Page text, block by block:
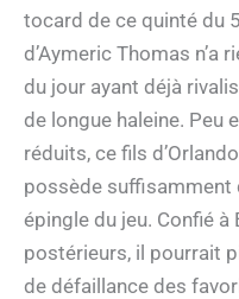
tocard de ce quinté du
d’Aymeric Thomas n’a
du jour ayant déjà
de longue haleine. Peu
réduits, ce fils
possède suffisamment
épingle du jeu. Confié
postérieurs, il pourrait
de défaillance des